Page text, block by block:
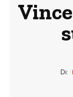
Di: